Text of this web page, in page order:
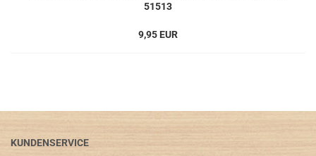
51513
9,95 EUR
KUNDENSERVICE